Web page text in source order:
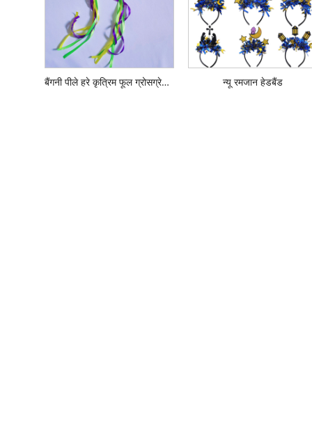
बैंगनी पीले हरे कृत्रिम फूल ग्रोसग्रेन रिबन हेडबैंड न्यू रमजान हेडबैंड